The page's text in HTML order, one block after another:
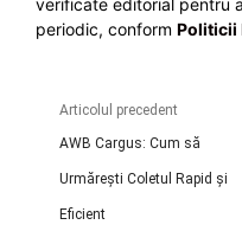
periodic, conform Politicii
Articolul precedent
AWB Cargus: Cum să
Urmărești Coletul Rapid și
Eficient